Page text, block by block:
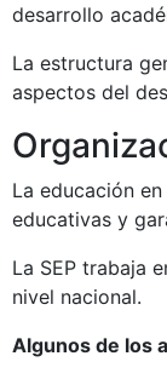
desarrollo
La estructura
aspectos del
La educación
educativas y
La SEP trabaja
nivel nacional.
Algunos de los